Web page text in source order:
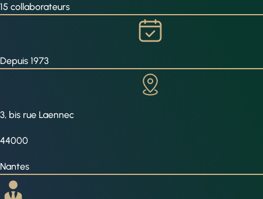
15 collaborateurs
Depuis 1973
3, bis rue Laennec
44000
Nantes